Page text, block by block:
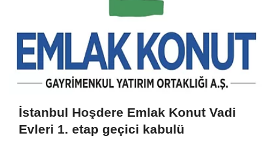
İstanbul Hoşdere Emlak Konut Vadi
Evleri 1. etap geçici kabulü